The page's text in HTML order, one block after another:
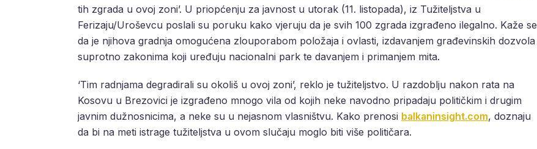
tih zgrada u ovoj zoni’. U priopćenju za javnost u utorak (11. listopada), iz Tužiteljstva u
Ferizaju/Uroševcu poslali su poruku kako vjeruju da je svih 100 zgrada izgrađeno ilegalno. Kaže se
da je njihova gradnja omogućena zlouporabom položaja i ovlasti, izdavanjem građevinskih dozvola
suprotno zakonima koji uređuju nacionalni park te davanjem i primanjem mita.
‘Tim radnjama degradirali su okoliš u ovoj zoni’, reklo je tužiteljstvo. U razdoblju nakon rata na
Kosovu u Brezovici je izgrađeno mnogo vila od kojih neke navodno pripadaju političkim i drugim
javnim dužnosnicima, a neke su u nejasnom vlasništvu. Kako prenosi balkaninsight.com, doznaju
da bi na meti istrage tužiteljstva u ovom slučaju moglo biti više političara.